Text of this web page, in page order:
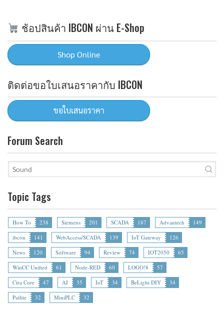
ช้อปสินค้า IBCON ผ่าน E-Shop
ติดต่อขอใบเสนอราคากับ IBCON
Forum Search
Topic Tags
How To 238 Siemens 201 SCADA 187 Advantech
149
ibcon
141 WebAccess/SCADA 139 IoT Gateway
126
News
120 Software 94 Review 74 IOT2050
65
WinCC Unified
61 Node-RED 60 LOGO!8
57
Cira Core
47 AI 35 IoT 34 BeLight DIY
34
Patlite
32 MiniPLC 32